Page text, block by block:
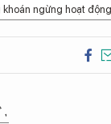
ngừng hoạt động